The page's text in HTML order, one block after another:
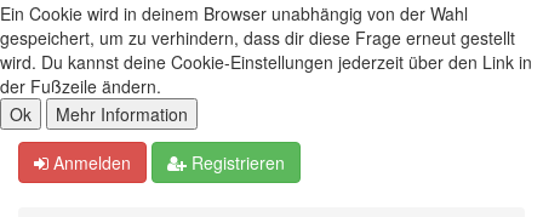
Ein Cookie wird in deinem Browser unabhängig von der Wahl
gespeichert, um zu verhindern, dass dir diese Frage erneut gestellt
wird. Du kannst deine Cookie-Einstellungen jederzeit über den Link in
der Fußzeile ändern.
Anmelden Registrieren